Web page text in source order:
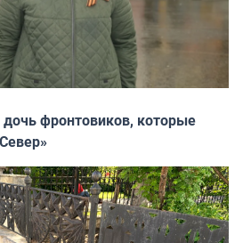
фронтовиков, которые